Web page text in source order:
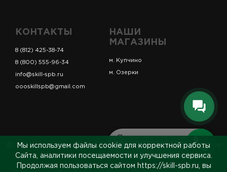
Перезвоним вам
за 5 минут
КОНТАКТЫ
8 (812) 425-38-74
8 (800) 555-96-34
info@skill-spb.ru
oooskillspb@gmail.com
НАШИ
МАГАЗИНЫ
м. Купчино
м. Озерки
© ИП Коновалов Д.А., ОГРНИП 325784700361023. Все
права защищены.
Мы используем файлы cookie для корректной работы
Сайта, аналитики посещаемости и улучшения сервиса.
Продолжая пользоваться сайтом https://skill-spb.ru, вы